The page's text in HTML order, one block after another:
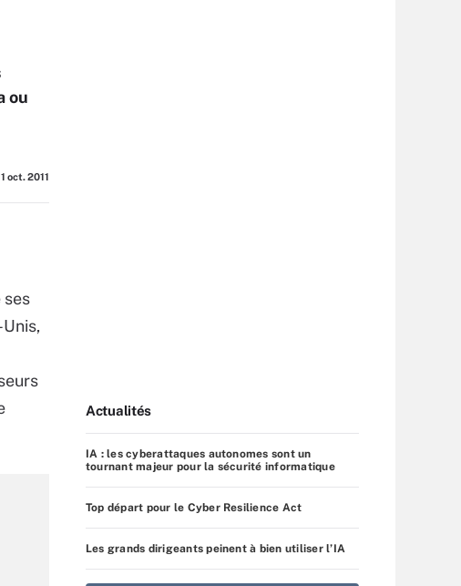
ou
oct. 2011
ses
Actualités
IA : les cyberattaques autonomes sont un
tournant majeur pour la sécurité informatique
Top départ pour le Cyber Resilience Act
Les grands dirigeants peinent à bien utiliser l’IA